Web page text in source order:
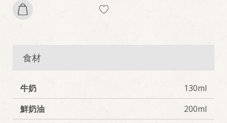
食材
牛奶
130ml
鮮奶油
200ml